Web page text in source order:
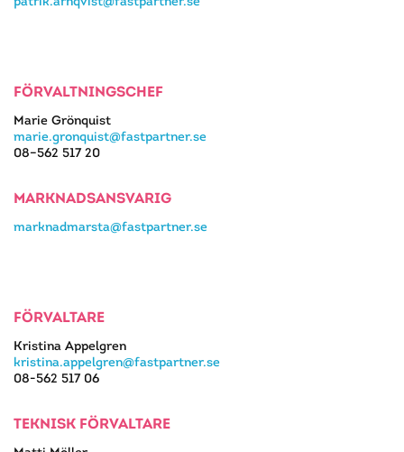
FÖRVALTNINGSCHEF
Marie Grönquist
marie.gronquist@fastpartner.se
08–562 517 20
MARKNADSANSVARIG
marknadmarsta@fastpartner.se
FÖRVALTARE
Kristina Appelgren
kristina.appelgren@fastpartner.se
08-562 517 06
TEKNISK FÖRVALTARE